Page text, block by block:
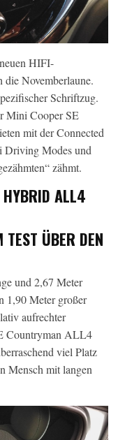
HIFI-
die Novemberlaune.
Schriftzug.
Mini Cooper SE
mit der Connected
Driving Modes und
zähmt.
ÜBER DEN
und 2,67 Meter
1,90 Meter großer
aufrechter
Countryman ALL4
viel Platz
Mensch mit langen